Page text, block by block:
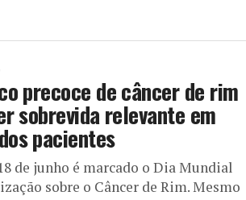
precoce de câncer de rim
sobrevida relevante em
pacientes
de junho é marcado o Dia Mundial
sobre o Câncer de Rim. Mesmo